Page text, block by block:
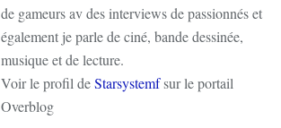
de gameurs av des interviews de passionnés et
également je parle de ciné, bande dessinée,
musique et de lecture.
Voir le profil deStarsystemfsur le portail
Overblog